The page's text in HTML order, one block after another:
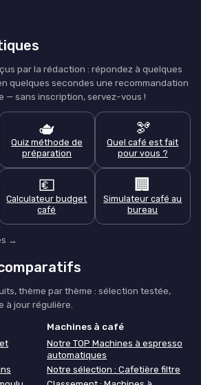
par la rédaction : répondez à quelques
quelques secondes une recommandation
— sans inscription, servez-vous !
🫖
Quiz méthode de
préparation
🫘
Quel café est fait
pour vous ?
💶
Calculateur budget
café
🏢
Simulateur café au
bureau
→
thème par thème : sélection testée,
à jour régulière.
Machines à café
Notre TOP Machines à espresso
automatiques
Notre sélection : Cafetière filtre